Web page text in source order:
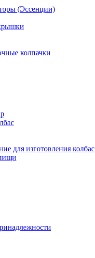
(Эссенции)
колпачки
для изготовления колбас